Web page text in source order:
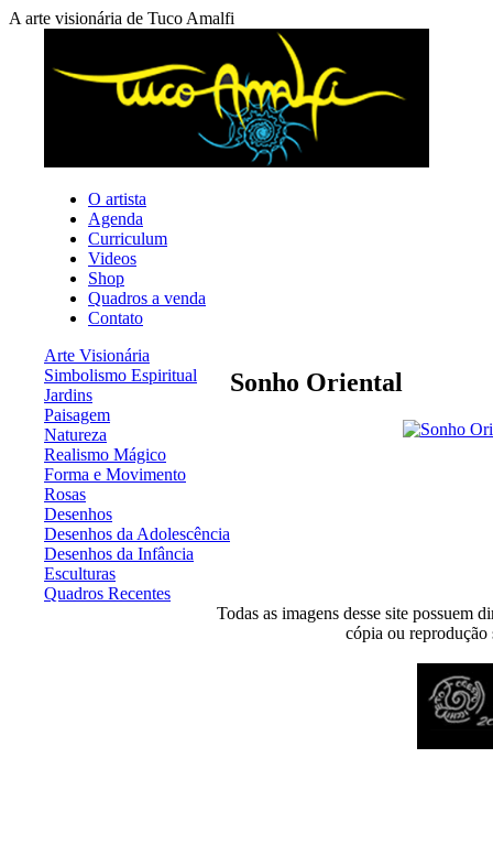
A arte visionária de Tuco Amalfi
O artista
Agenda
Curriculum
Videos
Shop
Quadros a venda
Contato
Arte Visionária
Simbolismo Espiritual
Jardins
Paisagem
Natureza
Realismo Mágico
Forma e Movimento
Rosas
Desenhos
Desenhos da Adolescência
Desenhos da Infância
Esculturas
Quadros Recentes
Sonho Oriental
Todas as imagens desse site possuem
cópia ou reprodução